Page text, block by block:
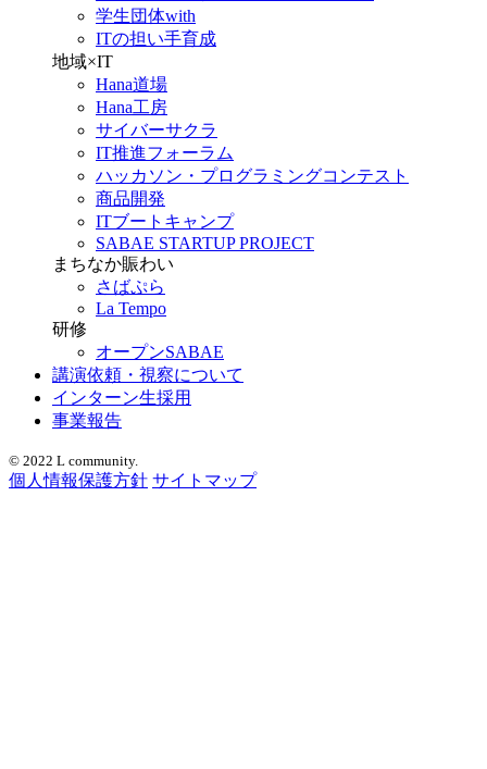
学生団体with
ITの担い手育成
地域×IT
Hana道場
Hana工房
サイバーサクラ
IT推進フォーラム
ハッカソン・プログラミングコンテスト
商品開発
ITブートキャンプ
SABAE STARTUP PROJECT
まちなか賑わい
さばぷら
La Tempo
研修
オープンSABAE
講演依頼・視察について
インターン生採用
事業報告
© 2022 L community.
個人情報保護方針 サイトマップ